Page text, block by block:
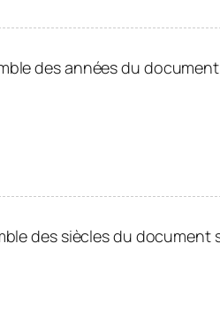
des années du
des siècles du document